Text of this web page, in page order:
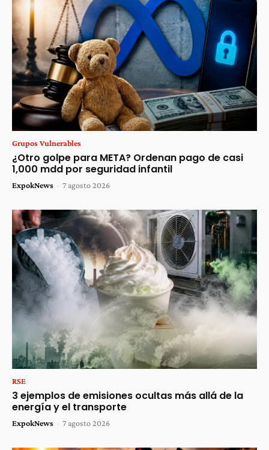
Grupos Vulnerables
¿Otro golpe para META? Ordenan pago de casi
1,000 mdd por seguridad infantil
ExpokNews - 7 agosto 2026
RSE
3 ejemplos de emisiones ocultas más allá de la
energía y el transporte
ExpokNews - 7 agosto 2026